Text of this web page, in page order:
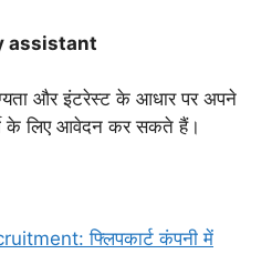
assistant
और इंटरेस्ट के आधार पर अपने
के लिए आवेदन कर सकते हैं।
फ्लिपकार्ट कंपनी में